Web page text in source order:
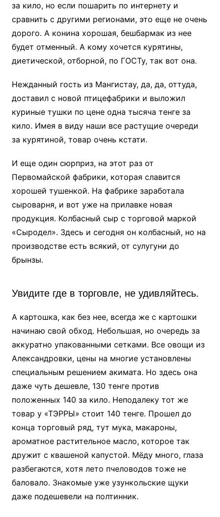
за кило, но если пошарить по интернету и
сравнить с другими регионами, это еще не очень
дорого. А конина хорошая, бешбармак из нее
будет отменный. А кому хочется курятины,
диетической, отборной, по ГОСТу, так вот она.
Нежданный гость из Мангистау, да, да, оттуда,
доставил с новой птицефабрики и выложил
куриные тушки по цене одна тысяча тенге за
кило. Имея в виду наши все растущие очереди
за курятиной, товар очень кстати.
И еще один сюрприз, на этот раз от
Первомайской фабрики, которая славится
хорошей тушенкой. На фабрике заработала
сыроварня, и вот уже на прилавке новая
продукция. Колбасный сыр с торговой маркой
«Сыродел». Здесь и сегодня он колбасный, но на
производстве есть всякий, от сулугуни до
брынзы.
Увидите где в торговле, не удивляйтесь.
А картошка, как без нее, всегда же с картошки
начинаю свой обход. Небольшая, но очередь за
аккуратно упакованными сетками. Все овощи из
Александровки, цены на многие установлены
специальным решением акимата. Но здесь она
даже чуть дешевле, 130 тенге против
положенных 140 за кило. Неподалеку тот же
товар у «ТЭРРЫ» стоит 140 тенге. Прошел до
конца торговый ряд, тут мука, макароны,
ароматное растительное масло, которое так
дружит с квашеной капустой. Мёду много, глаза
разбегаются, хотя лето пчеловодов тоже не
баловало. Знакомые уже узункольские щуки
даже подешевели на полтинник.